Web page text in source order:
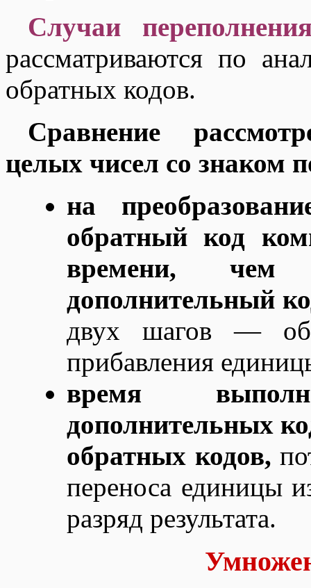
Случаи
рассматриваются по
обратных кодов.
Сравнение
целых чисел со знаком
на
обратный код
времени, чем
дополнительный
двух шагов —
прибавления
время
дополнительных
обратных кодов,
переноса единицы
разряд результата.